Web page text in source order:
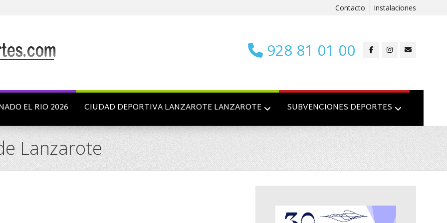
Contacto Instalaciones
928 81 01 00
EL RIO 2026 CIUDAD DEPORTIVA LANZAROTE LANZAROTE SUBVENCIONES DEPORTES
Lanzarote